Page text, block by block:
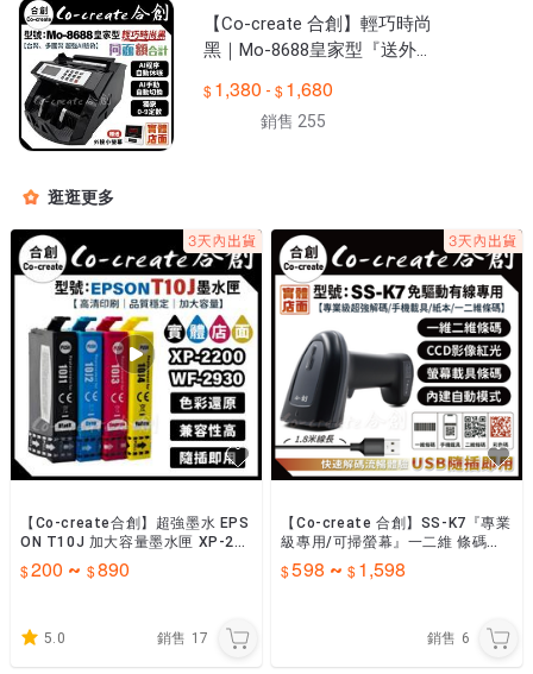
【Co-create 合創】輕巧時尚
黑｜Mo-8688皇家型『送外顯
點鈔機/數鈔機/點驗鈔機
1,380 - 1,680
銷售 255
逛逛更多
【Co-create合創】超強墨水 EPS
ON T10J 加大容量墨水匣 XP-22
00 WF-2930
200 ~ 890
5.0 銷售 17
【Co-create 合創】SS-K7『專業
級專用/可掃螢幕』一二維 條碼掃
描器 行動支付 手機發票載具 掃描
槍/掃描器
598 ~ 1,598
銷售 6